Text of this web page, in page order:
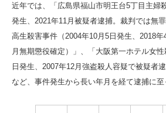
近年では、「広島県福山市明王台5丁目主婦
発生、2021年11月被疑者逮捕。裁判では無
高生殺害事件（2004年10月5日発生、2018
月無期懲役確定）」、「大阪第一ホテル女
日発生、2007年12月強盗殺人容疑で被疑者
など、事件発生から長い年月を経て逮捕に至